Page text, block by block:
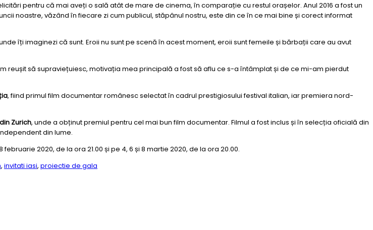
pentru că mai aveți o sală atât de mare de cinema, în comparație cu restul orașelor. Anul 2016 a fost un
noastre, văzând în fiecare zi cum publicul, stăpânul nostru, este din ce în ce mai bine și corect informat
îți imaginezi că sunt. Eroii nu sunt pe scenă în acest moment, eroii sunt femeile și bărbații care au avut
reușit să supraviețuiesc, motivația mea principală a fost să aflu ce s-a întâmplat și de ce mi-am pierdut
, fiind primul film documentar românesc selectat în cadrul prestigiosului festival italian, iar premiera nord-
Zurich, unde a obținut premiul pentru cel mai bun film documentar. Filmul a fost inclus și în selecția oficială din
din lume.
2020, de la ora 21.00 și pe 4, 6 și 8 martie 2020, de la ora 20.00.
, invitati iasi, proiectie de gala